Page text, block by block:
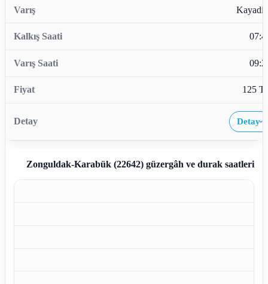
125
Detay›
Zonguldak-Karabük (22642)güzergâh ve durak saatleri